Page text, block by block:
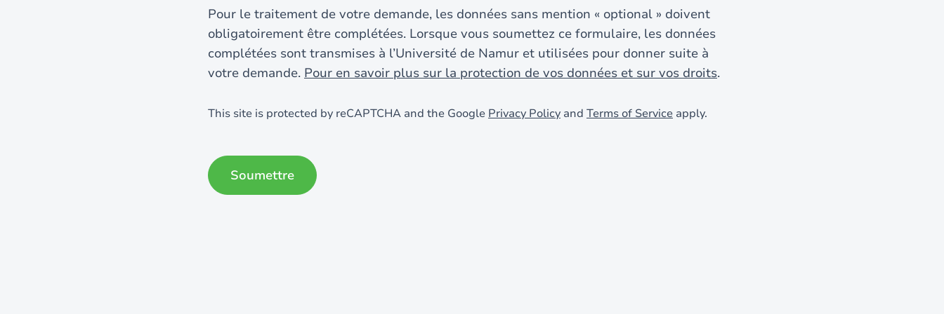
Pour le traitement de votre demande, les données sans mention « optional » doivent
obligatoirement être complétées. Lorsque vous soumettez ce formulaire, les données
complétées sont transmises à l’Université de Namur et utilisées pour donner suite à
votre demande. Pour en savoir plus sur la protection de vos données et sur vos droits.
This site is protected by reCAPTCHA and the Google Privacy Policy and Terms of Service apply.